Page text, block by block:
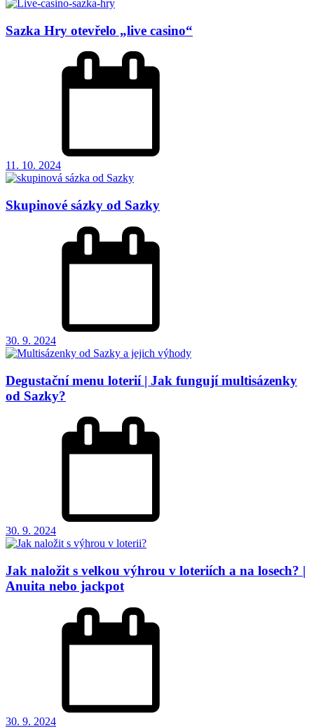
Sazka Hry otevřelo „live casino“
11. 10. 2024
Skupinové sázky od Sazky
30. 9. 2024
Degustační menu loterií | Jak fungují multisázenky
od Sazky?
30. 9. 2024
Jak naložit s velkou výhrou v loteriích a na losech? |
Anuita nebo jackpot
30. 9. 2024